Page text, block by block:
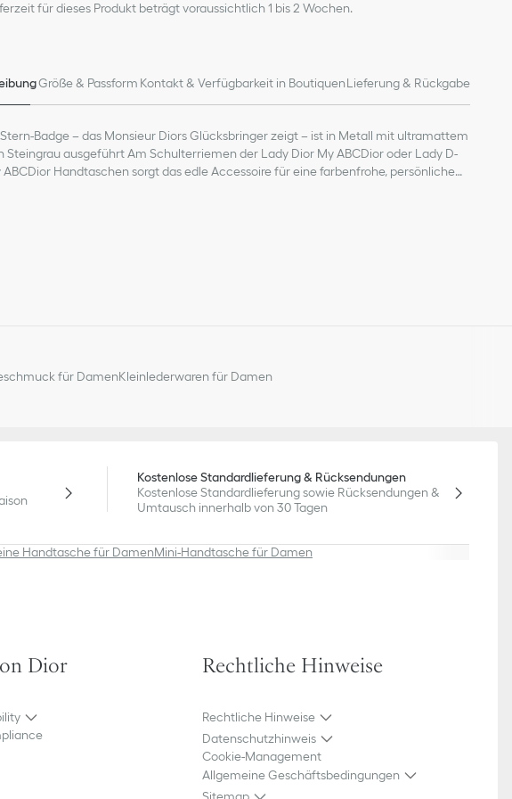
für dieses Produkt beträgt voraussichtlich 1 bis 2 Wochen.
Größe & Passform Kontakt & Verfügbarkeit in BoutiquenLieferung & Rückgabe
Stern-Badge – das Monsieur Diors Glücksbringer zeigt – ist in Metall mit ultramattem
Steingrau ausgeführt Am Schulterriemen der Lady Dior My ABCDior oder Lady D-
ABCDior Handtaschen sorgt das edle Accessoire für eine farbenfrohe, persönliche
für DamenKleinlederwaren für Damen
Kostenlose Standardlieferung & Rücksendungen
Kostenlose Standardlieferung sowie Rücksendungen &
Umtausch innerhalb von 30 Tagen
Handtasche für DamenMini-Handtasche für Damen
Dior Rechtliche Hinweise
Rechtliche Hinweise
Datenschutzhinweis
Cookie-Management
Allgemeine Geschäftsbedingungen